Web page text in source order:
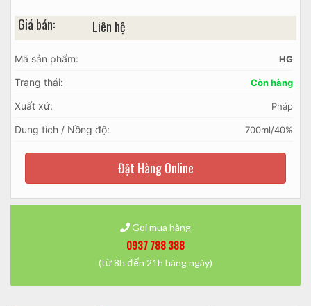
Giá bán: Liên hệ
Mã sản phẩm: HG
Trạng thái: Còn hàng
Xuất xứ: Pháp
Dung tích / Nồng độ: 700ml/40%
Đặt Hàng Online
Gọi mua hàng
0937 788 388
(từ 8h đến 21h hàng ngày)